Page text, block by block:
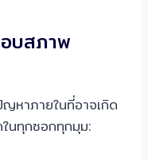
บสภาพ
หาภายในที่อาจเกิด
นทุกซอกทุกมุม: